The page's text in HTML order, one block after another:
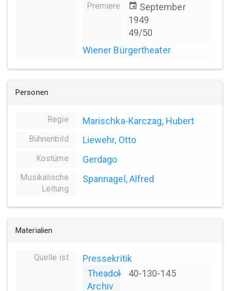
Premiere event September
1949
49/50
Wiener Bürgertheater
Personen
Regie Marischka-Karczag, Hubert
Bühnenbild Liewehr, Otto
Kostüme Gerdago
Musikalische
Leitung
Spannagel, Alfred
Materialien
Quelle ist
Pressekritik
Theadok
Archiv
40-130-145